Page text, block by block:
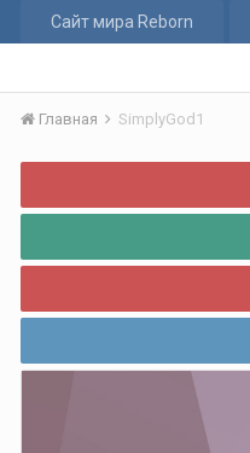
Сайт мира Reborn
Главная SimplyGod1